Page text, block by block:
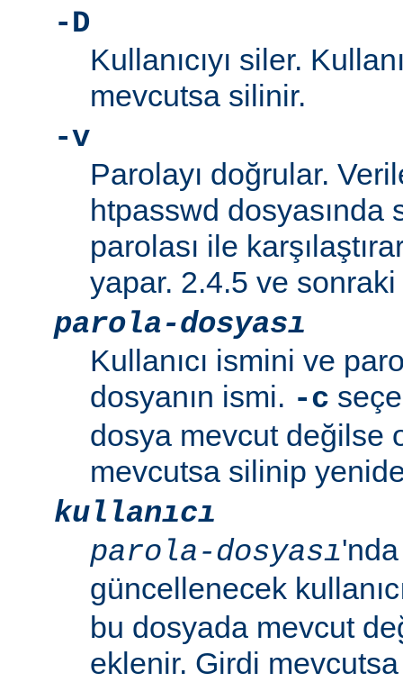
-D
Kullanıcıyı siler.
mevcutsa silinir.
-v
Parolayı doğrular.
htpasswd dosyasında
parolası ile
yapar. 2.4.5 ve
parola-dosyası
Kullanıcı ismini ve
dosyanın ismi. -c
dosya mevcut değilse
mevcutsa silinip
kullanıcı
parola-dosyası
güncellenecek
bu dosyada mevcut
eklenir. Girdi